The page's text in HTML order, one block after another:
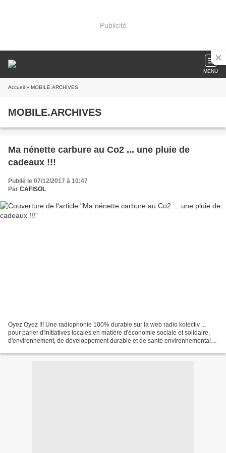
Publicité
MENU
Accueil » MOBILE.ARCHIVES
MOBILE.ARCHIVES
Ma nénette carbure au Co2 ... une pluie de
cadeaux !!!
Publié le 07/12/2017 à 10:47
Par CAFISOL
Oyez Oyez !!! Une radiophonie 100% durable sur la web radio kolectiv ...
pour parler d'initiatives locales en matière d'économie sociale et solidaire,
d'environnement, de développement durable et de santé environnementale